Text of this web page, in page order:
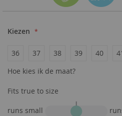
Kiezen
36 37 38 39 40
Hoe kies ik de maat?
Fits true to size
runs small